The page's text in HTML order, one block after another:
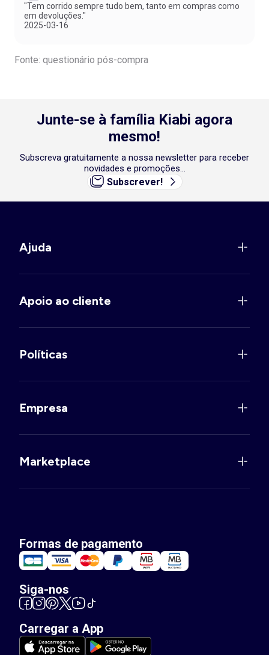
"Tem corrido sempre tudo bem, tanto em compras como
em devoluções."
2025-03-16
Fonte: questionário pós-compra
Junte-se à família Kiabi agora
mesmo!
Subscreva gratuitamente a nossa newsletter para receber
novidades e promoções...
Subscrever!
Ajuda
Apoio ao cliente
Políticas
Empresa
Marketplace
Formas de pagamento
Siga-nos
Carregar a App